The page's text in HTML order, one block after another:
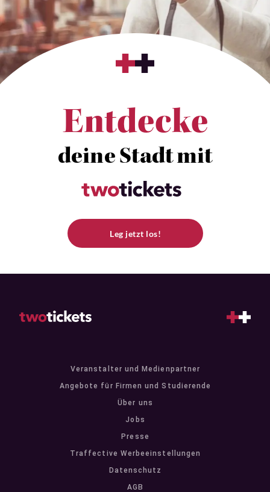
Entdecke
deine Stadt mit
Leg jetzt los!
Veranstalter und Medienpartner
Angebote für Firmen und Studierende
Über uns
Jobs
Presse
Traffective Werbeeinstellungen
Datenschutz
AGB